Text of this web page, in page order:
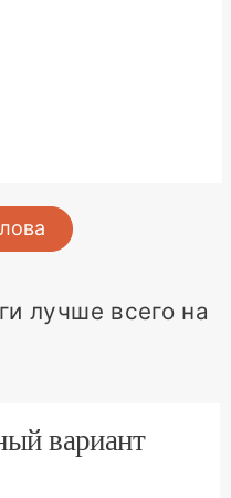
лучше всего на
вариант